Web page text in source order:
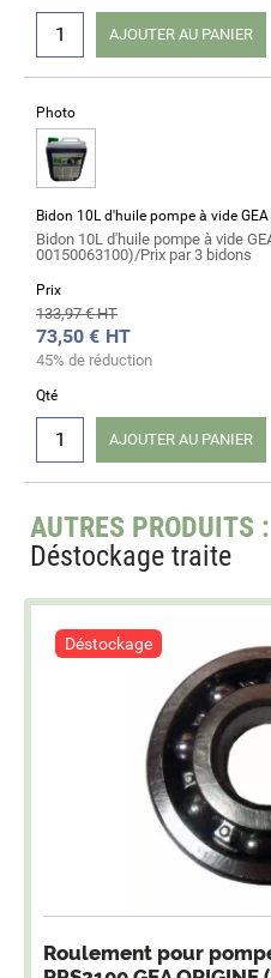
AJOUTER AU PANIER
Photo
Bidon 10L d'huile pompe à vide
Bidon 10L d'huile pompe à vide
00150063100)/Prix par 3 bidons
Prix
133,97 € HT
73,50 € HT
45% de réduction
Qté
AJOUTER AU PANIER
AUTRES PRODUITS :
Déstockage traite
Déstockage
Roulement pour